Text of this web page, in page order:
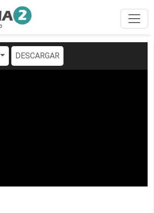
DESCARGAR